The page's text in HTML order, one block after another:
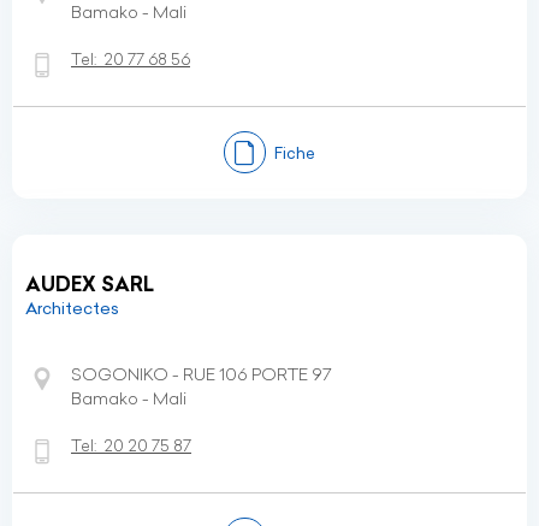
Bamako - Mali
Tel: 20 77 68 56
Fiche
AUDEX SARL
Architectes
SOGONIKO - RUE 106 PORTE 97
Bamako - Mali
Tel: 20 20 75 87